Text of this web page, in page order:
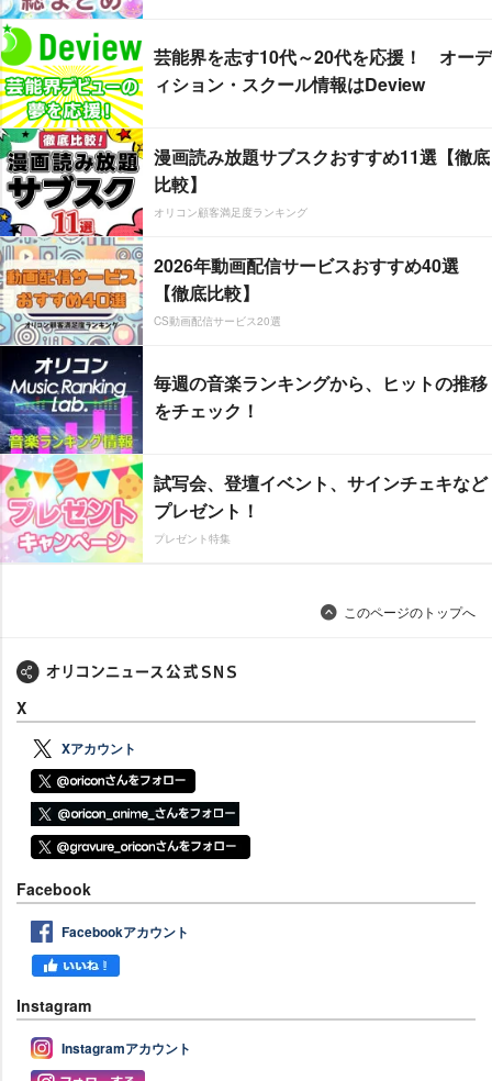
芸能界を志す10代～20代を応援！ オーデ
ィション・スクール情報はDeview
漫画読み放題サブスクおすすめ11選【徹底
比較】
オリコン顧客満足度ランキング
2026年動画配信サービスおすすめ40選
【徹底比較】
CS動画配信サービス20選
毎週の音楽ランキングから、ヒットの推移
をチェック！
試写会、登壇イベント、サインチェキなど
プレゼント！
プレゼント特集
このページのトップへ
X
Xアカウント
Facebook
Facebookアカウント
Instagram
Instagramアカウント